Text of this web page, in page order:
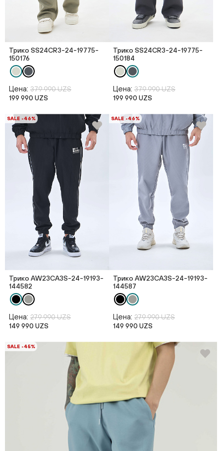
Трико SS24CR3-24-19775-
150176
Цена: 379 990 UZS
199 990 UZS
Трико SS24CR3-24-19775-
150184
Цена: 379 990 UZS
199 990 UZS
SALE -46%
Трико AW23CA3S-24-19193-
144582
Цена: 279 990 UZS
149 990 UZS
SALE -46%
Трико AW23CA3S-24-19193-
144587
Цена: 279 990 UZS
149 990 UZS
SALE -45%